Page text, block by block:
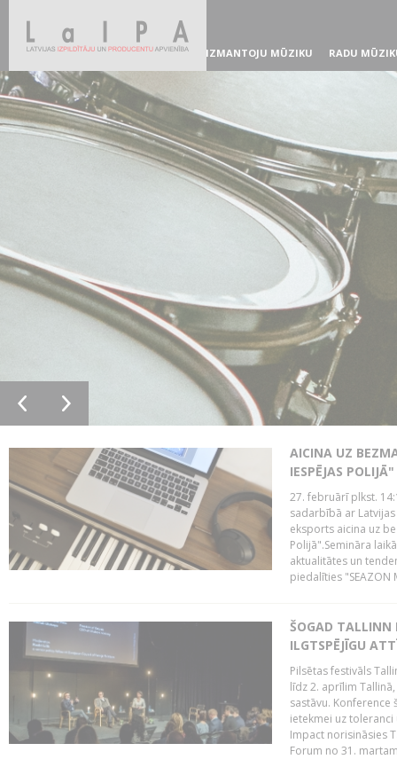
IZMANTOJU MŪZIKU RADU
AICINA UZ
IESPĒJAS POLIJĀ"
27. februārī plkst.
sadarbībā ar
eksports aicina uz
Polijā".Semināra
aktualitātes un
piedalīties "SEAZON
ŠOGAD TALLINN
ILGTSPĒJĪGU
Pilsētas festivāls
līdz 2. aprīlim
sastāvu.
ietekmei uz
Impact norisināsies
Forum no 31.